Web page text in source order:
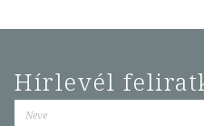
Hírlevél